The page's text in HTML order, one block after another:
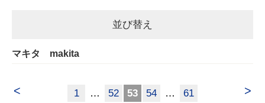
並び替え
マキタ makita
< >
1 … 52 53 54 … 61